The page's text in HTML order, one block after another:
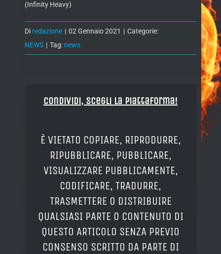
(Infinity Heavy)
Di redazione | 02 Gennaio 2021 | Categorie:
NEWS | Tag: news
Condividi, Scegli la piattaforma!
È VIETATO COPIARE, RIPRODURRE,
RIPUBBLICARE, PUBBLICARE,
VISUALIZZARE PUBBLICAMENTE,
CODIFICARE, TRADURRE,
TRASMETTERE O DISTRIBUIRE
QUALSIASI PARTE O CONTENUTO DI
QUESTO ARTICOLO SENZA PREVIO
CONSENSO SCRITTO DA PARTE DI